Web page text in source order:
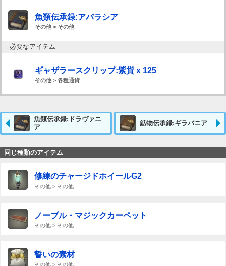
魚類伝承録:アバラシア
その他 > その他
必要なアイテム
ギャザラースクリップ:紫貨 x 125
その他 > 各種通貨
魚類伝承録:ドラヴァニ
ア
鉱物伝承録:ギラバニア
同じ種類のアイテム
修練のチャージドホイールG2
その他 > その他
ノーブル・マジックカーペット
その他 > その他
誓いの素材
その他 > その他